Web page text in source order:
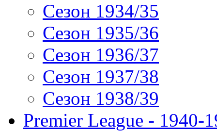
Сезон 1934/35
Сезон 1935/36
Сезон 1936/37
Сезон 1937/38
Сезон 1938/39
Premier League - 1940-